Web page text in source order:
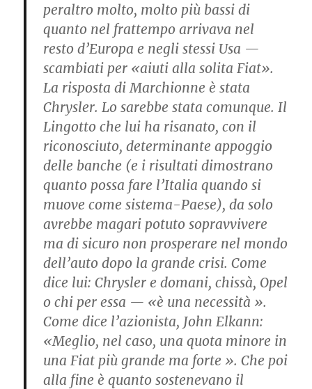
peral­tro molto, molto più bassi di
quanto nel frattempo ar­rivava nel
resto d’Europa e negli stessi Usa —
scambia­ti per «aiuti alla solita Fiat».
La risposta di Marchion­ne è stata
Chrysler. Lo sareb­be stata comunque. Il
Lin­gotto che lui ha risanato, con il
riconosciuto, deter­minante appoggio
delle banche (e i risultati dimo­strano
quanto possa fare l’Italia quando si
muove co­me sistema-Paese), da solo
avrebbe magari potuto so­pravvivere
ma di sicuro non prosperare nel mondo
dell’auto dopo la grande cri­si. Come
dice lui: Chrysler ­e domani, chissà, Opel
o chi per essa — «è una ne­cessità ».
Come dice l’azionista, John Elkann:
«Meglio, nel caso, una quota minore in
una Fiat più grande ma for­te ». Che poi
alla fine è quan­to sostenevano il